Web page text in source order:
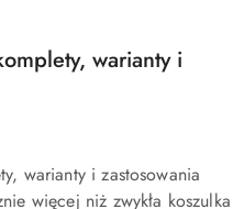
warianty i
warianty i zastosowania
więcej niż zwykła koszulka